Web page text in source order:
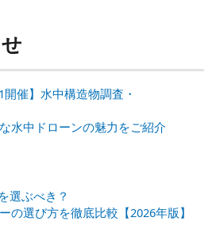
開催】水中構造物調査・
水中ドローンの魅力をご紹介
選ぶべき？
の選び方を徹底比較【2026年版】